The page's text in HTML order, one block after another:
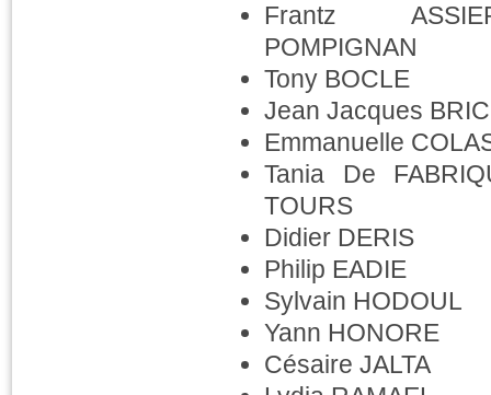
Frantz
POMPIGNAN
Tony BOCLE
Jean Jacques
Emmanuelle
Tania De
TOURS
Didier DERIS
Philip EADIE
Sylvain HODOUL
Yann HONORE
Césaire JALTA